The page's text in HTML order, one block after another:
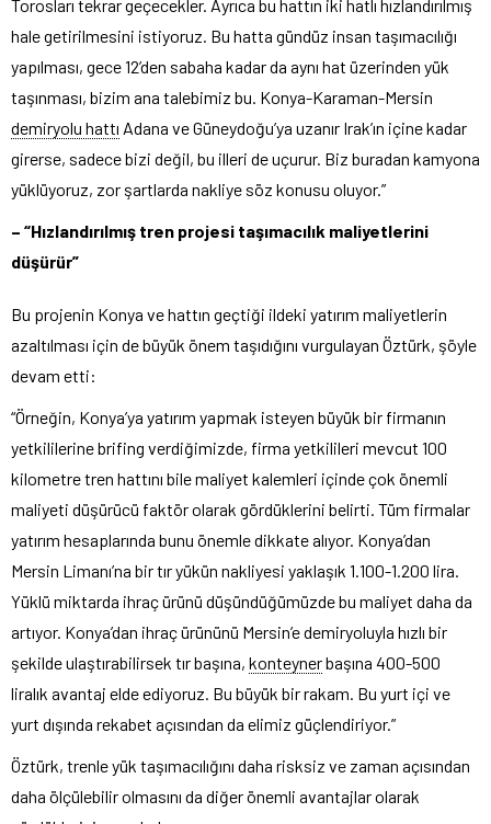
Torosları tekrar geçecekler. Ayrıca bu hattın iki hatlı hızlandırılmış
hale getirilmesini istiyoruz. Bu hatta gündüz insan taşımacılığı
yapılması, gece 12’den sabaha kadar da aynı hat üzerinden yük
taşınması, bizim ana talebimiz bu. Konya-Karaman-Mersin
demiryolu hattı Adana ve Güneydoğu’ya uzanır Irak’ın içine kadar
girerse, sadece bizi değil, bu illeri de uçurur. Biz buradan kamyona
yüklüyoruz, zor şartlarda nakliye söz konusu oluyor.”
– “Hızlandırılmış tren projesi taşımacılık maliyetlerini
düşürür”
Bu projenin Konya ve hattın geçtiği ildeki yatırım maliyetlerin
azaltılması için de büyük önem taşıdığını vurgulayan Öztürk, şöyle
devam etti:
“Örneğin, Konya’ya yatırım yapmak isteyen büyük bir firmanın
yetkililerine brifing verdiğimizde, firma yetkilileri mevcut 100
kilometre tren hattını bile maliyet kalemleri içinde çok önemli
maliyeti düşürücü faktör olarak gördüklerini belirti. Tüm firmalar
yatırım hesaplarında bunu önemle dikkate alıyor. Konya’dan
Mersin Limanı’na bir tır yükün nakliyesi yaklaşık 1.100-1.200 lira.
Yüklü miktarda ihraç ürünü düşündüğümüzde bu maliyet daha da
artıyor. Konya’dan ihraç ürününü Mersin’e demiryoluyla hızlı bir
şekilde ulaştırabilirsek tır başına, konteynerbaşına 400-500
liralık avantaj elde ediyoruz. Bu büyük bir rakam. Bu yurt içi ve
yurt dışında rekabet açısından da elimiz güçlendiriyor.”
Öztürk, trenle yük taşımacılığını daha risksiz ve zaman açısından
daha ölçülebilir olmasını da diğer önemli avantajlar olarak